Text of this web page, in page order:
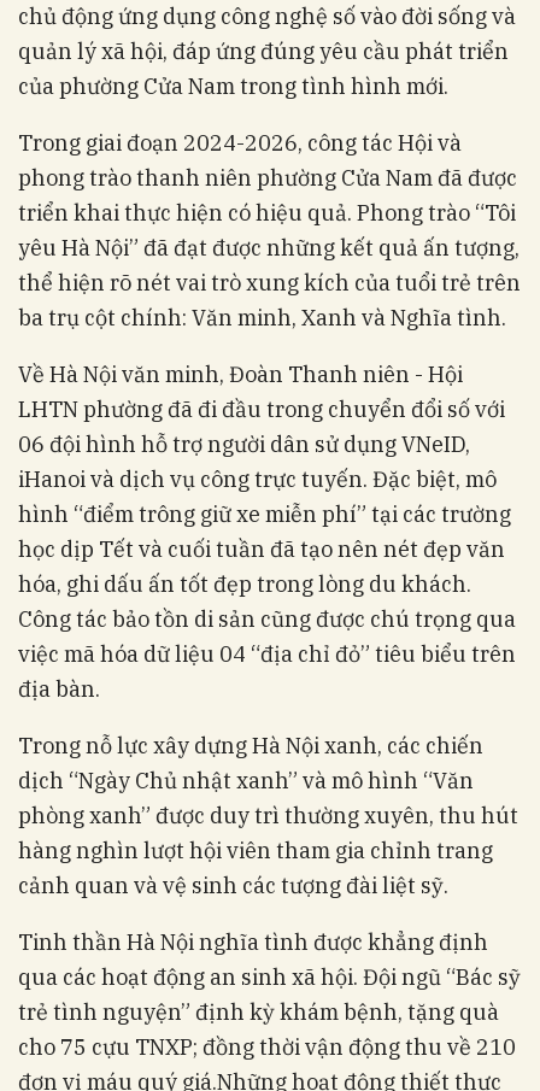
chủ động ứng dụng công nghệ số vào đời sống và
quản lý xã hội, đáp ứng đúng yêu cầu phát triển
của phường Cửa Nam trong tình hình mới.
Trong giai đoạn 2024-2026, công tác Hội và
phong trào thanh niên phường Cửa Nam đã được
triển khai thực hiện có hiệu quả. Phong trào “Tôi
yêu Hà Nội” đã đạt được những kết quả ấn tượng,
thể hiện rõ nét vai trò xung kích của tuổi trẻ trên
ba trụ cột chính: Văn minh, Xanh và Nghĩa tình.
Về Hà Nội văn minh, Đoàn Thanh niên - Hội
LHTN phường đã đi đầu trong chuyển đổi số với
06 đội hình hỗ trợ người dân sử dụng VNeID,
iHanoi và dịch vụ công trực tuyến. Đặc biệt, mô
hình “điểm trông giữ xe miễn phí” tại các trường
học dịp Tết và cuối tuần đã tạo nên nét đẹp văn
hóa, ghi dấu ấn tốt đẹp trong lòng du khách.
Công tác bảo tồn di sản cũng được chú trọng qua
việc mã hóa dữ liệu 04 “địa chỉ đỏ” tiêu biểu trên
địa bàn.
Trong nỗ lực xây dựng Hà Nội xanh, các chiến
dịch “Ngày Chủ nhật xanh” và mô hình “Văn
phòng xanh” được duy trì thường xuyên, thu hút
hàng nghìn lượt hội viên tham gia chỉnh trang
cảnh quan và vệ sinh các tượng đài liệt sỹ.
Tinh thần Hà Nội nghĩa tình được khẳng định
qua các hoạt động an sinh xã hội. Đội ngũ “Bác sỹ
trẻ tình nguyện” định kỳ khám bệnh, tặng quà
cho 75 cựu TNXP; đồng thời vận động thu về 210
đơn vị máu quý giá.Những hoạt động thiết thực